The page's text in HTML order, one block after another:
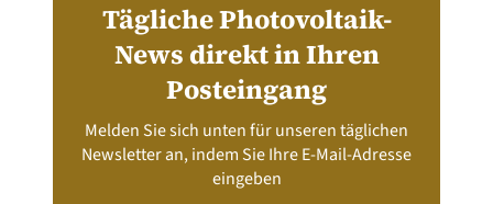
Tägliche Photovoltaik-
News direkt in Ihren
Posteingang
Melden Sie sich unten für unseren täglichen
Newsletter an, indem Sie Ihre E-Mail-Adresse
eingeben